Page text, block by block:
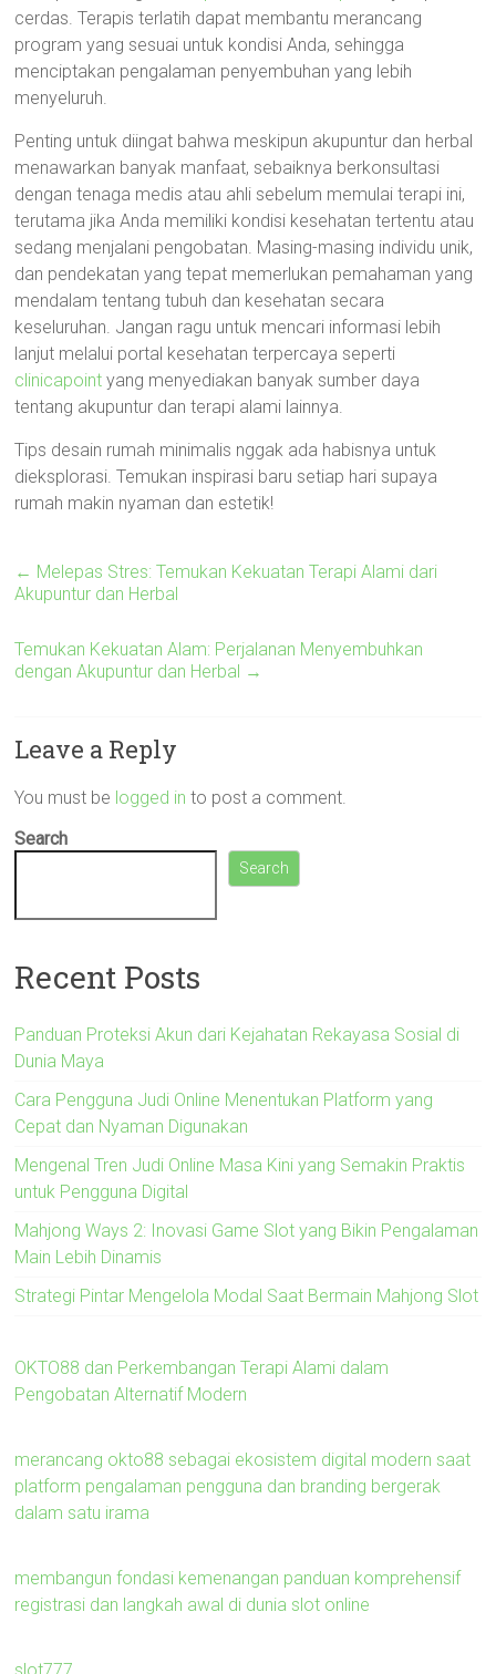
cerdas. Terapis terlatih dapat membantu merancang
program yang sesuai untuk kondisi Anda, sehingga
menciptakan pengalaman penyembuhan yang lebih
menyeluruh.
Penting untuk diingat bahwa meskipun akupuntur dan herbal
menawarkan banyak manfaat, sebaiknya berkonsultasi
dengan tenaga medis atau ahli sebelum memulai terapi ini,
terutama jika Anda memiliki kondisi kesehatan tertentu atau
sedang menjalani pengobatan. Masing-masing individu unik,
dan pendekatan yang tepat memerlukan pemahaman yang
mendalam tentang tubuh dan kesehatan secara
keseluruhan. Jangan ragu untuk mencari informasi lebih
lanjut melalui portal kesehatan terpercaya seperti
clinicapoint yang menyediakan banyak sumber daya
tentang akupuntur dan terapi alami lainnya.
Tips desain rumah minimalis nggak ada habisnya untuk
dieksplorasi. Temukan inspirasi baru setiap hari supaya
rumah makin nyaman dan estetik!
← Melepas Stres: Temukan Kekuatan Terapi Alami dari
Akupuntur dan Herbal
Temukan Kekuatan Alam: Perjalanan Menyembuhkan
dengan Akupuntur dan Herbal →
Leave a Reply
You must be logged in to post a comment.
Search
Search
Recent Posts
Panduan Proteksi Akun dari Kejahatan Rekayasa Sosial di
Dunia Maya
Cara Pengguna Judi Online Menentukan Platform yang
Cepat dan Nyaman Digunakan
Mengenal Tren Judi Online Masa Kini yang Semakin Praktis
untuk Pengguna Digital
Mahjong Ways 2: Inovasi Game Slot yang Bikin Pengalaman
Main Lebih Dinamis
Strategi Pintar Mengelola Modal Saat Bermain Mahjong Slot
OKTO88 dan Perkembangan Terapi Alami dalam
Pengobatan Alternatif Modern
merancang okto88 sebagai ekosistem digital modern saat
platform pengalaman pengguna dan branding bergerak
dalam satu irama
membangun fondasi kemenangan panduan komprehensif
registrasi dan langkah awal di dunia slot online
slot777